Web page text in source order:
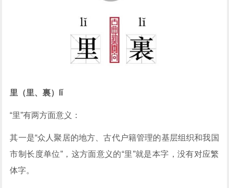
里（里、裏）lǐ
“里”有两方面意义：
其一是“众人聚居的地方、古代户籍管理的基层组织和我国
市制长度单位”，这方面意义的“里”就是本字，没有对应繁
体字。